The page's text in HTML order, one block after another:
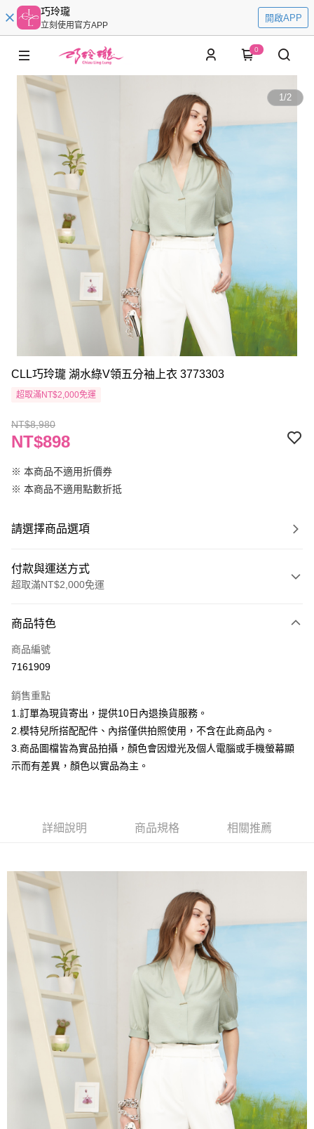
巧玲瓏
立刻使用官方APP
開啟APP
0
1/2
CLL巧玲瓏 湖水綠V領五分袖上衣 3773303
超取滿NT$2,000免運
NT$8,980
NT$898
※ 本商品不適用折價券
※ 本商品不適用點數折抵
請選擇商品選項
付款與運送方式
超取滿NT$2,000免運
信用卡一次付款
信用卡分期付款
合作金庫商業銀行
華南商業銀行
彰化商業銀行
上海商業儲蓄銀行
台北富邦商業銀行
國泰世華商業銀行
兆豐國際商業銀行
臺灣中小企業銀行
玉山商業銀行
星展（台灣）商業銀行
台新國際商業銀行
中國信託商業銀行
超商取貨付款
LINE Pay
Apple Pay
Google Pay
相關說明
1.本服務由台灣大哥大提供，台灣大哥大用戶可立即使用無須另外申請。
2.付款方式選擇「大哥付你分期」，訂單成立後會自動跳轉到大哥付的交易
流程，驗證手機門號後，選擇欲分期的期數、繳款截止日，確認付款後即完
成交易。
3.實際核准額度、可分期數及費用金額請依後續交易確認頁面所載為準。
4.訂單成立30分鐘內，如未前往確認交易或遇審核未通過，訂單將自動取
消。如遇「轉專審核」未通過狀況，表示未達大哥付你分期系統評分，恕無
法說明評估內容。
【繳款方式說明】
1.分期款項不併入電信帳單，「大哥付你分期」於每月結算日後寄送繳費提
醒簡訊。
2.透過簡訊連結打開帳單後，可選擇「超商條碼／台灣大直營門市／銀行轉
帳／街口支付／iPASS MONEY」等通路繳費。
【注意事項】
1.本服務係由「台灣大哥大股份有限公司」（以下簡稱本公司）所提供，讓
用戶於交易時，得透過本服務購買商品或服務，並由商店將買賣／分期付款
買賣價金債權讓與本公司後，依約使用本公司帳單繳交帳款。
【關於「AFTEE先享後付」】
AFTEE先享後付是「在收到商品之後才付款」的支付方式。 讓您購物簡單
便利好安心！
１．簡單：不需註冊會員、不需綁卡、不需儲值。
２．便利：只要手機號碼，簡訊認證，即可結帳。
３．安心：先確認商品／服務後，再付款。
【「AFTEE先享後付」結帳流程】
１．於結帳方式選擇「AFTEE先享後付」後，將跳轉至「AFTEE先享後付」
結帳頁面，進行簡訊認證並確認金額後，即可完成結帳。
２．訂單成立數日內，您將收到繳費通知簡訊。
３．收到繳費通知簡訊後14天內，點擊此簡訊中的連結，可透過四大超商／
ATM／網路銀行／等多元方式進行付款，方視為交易完成。
※ 請注意：結帳手續完成當下不需立刻繳費，但若您需要取消訂單，請聯絡
購買商品的店家。未經商家同意取消之訂單仍視為有效，需透過AFTEE先享
ATM付款
每筆NT$120，滿NT$2,000(含以上)免運費
7-11取貨付款
每筆NT$120，滿NT$2,000(含以上)免運費
每筆NT$120，滿NT$2,000(含以上)免運費
商品特色
商品編號
7161909
銷售重點
1.訂單為現貨寄出，提供10日內退換貨服務。
2.模特兒所搭配配件、內搭僅供拍照使用，不含在此商品內。
3.商品圖檔皆為實品拍攝，顏色會因燈光及個人電腦或手機螢幕顯
示而有差異，顏色以實品為主。
詳細說明 商品規格 相關推薦